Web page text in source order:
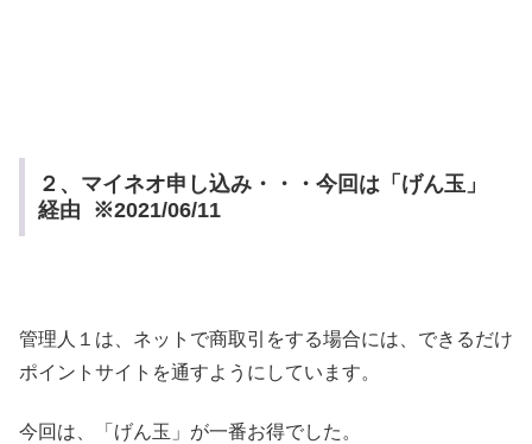
２、マイネオ申し込み・・・今回は「げん玉」
経由 ※2021/06/11
管理人１は、ネットで商取引をする場合には、できるだけ
ポイントサイトを通すようにしています。
今回は、「げん玉」が一番お得でした。